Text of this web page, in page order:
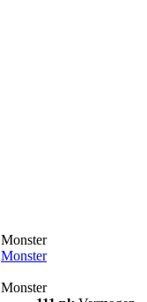
Monster
Monster
Monster